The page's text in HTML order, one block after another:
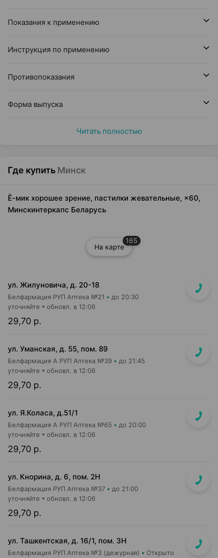
Показания к применению
Инструкция по применению
Противопоказания
Форма выпуска
Читать полностью
Где купить Минск
Ё-мик хорошее зрение, пастилки жевательные, ×60,
Минскинтеркапс Беларусь
На карте
165
ул. Жилуновича, д. 20-18
Белфармация РУП Аптека №21 до 20:30
29,70 р.
уточняйте обновл. в 12:06
ул. Уманская, д. 55, пом. 89
Белфармация А РУП Аптека №39 до 21:45
29,70 р.
уточняйте обновл. в 12:06
ул. Я.Коласа, д.51/1
Белфармация А РУП Аптека №65 до 20:00
29,70 р.
уточняйте обновл. в 12:06
ул. Кнорина, д. 6, пом. 2Н
Белфармация РУП Аптека №37 до 21:00
29,70 р.
уточняйте обновл. в 12:06
ул. Ташкентская, д. 16/1, пом. 3Н
Белфармация РУП Аптека №3 (дежурная) Открыто